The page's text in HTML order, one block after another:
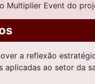
Multiplier Event do
a reflexão
aplicadas ao setor da